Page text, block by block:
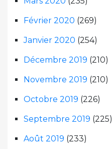
Février 2020 (269)
Janvier 2020 (254)
Décembre 2019 (210)
Novembre 2019 (210)
Octobre 2019 (226)
Septembre 2019 (225)
Août 2019 (233)